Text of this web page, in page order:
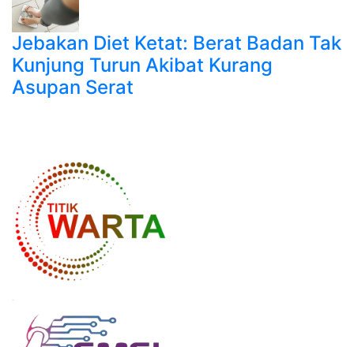
Jebakan Diet Ketat: Berat Badan Tak
Kunjung Turun Akibat Kurang
Asupan Serat